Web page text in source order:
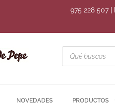
975 228 507
NOVEDADES PRODUCTOS